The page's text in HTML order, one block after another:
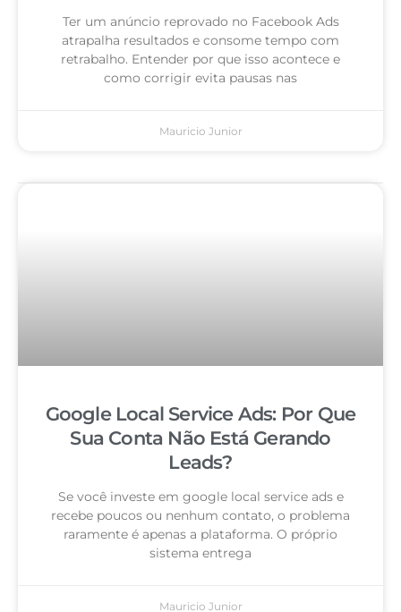
Ter um anúncio reprovado no Facebook Ads
atrapalha resultados e consome tempo com
retrabalho. Entender por que isso acontece e
como corrigir evita pausas nas
Mauricio Junior
Google Local Service Ads: Por Que
Sua Conta Não Está Gerando
Leads?
Se você investe em google local service ads e
recebe poucos ou nenhum contato, o problema
raramente é apenas a plataforma. O próprio
sistema entrega
Mauricio Junior